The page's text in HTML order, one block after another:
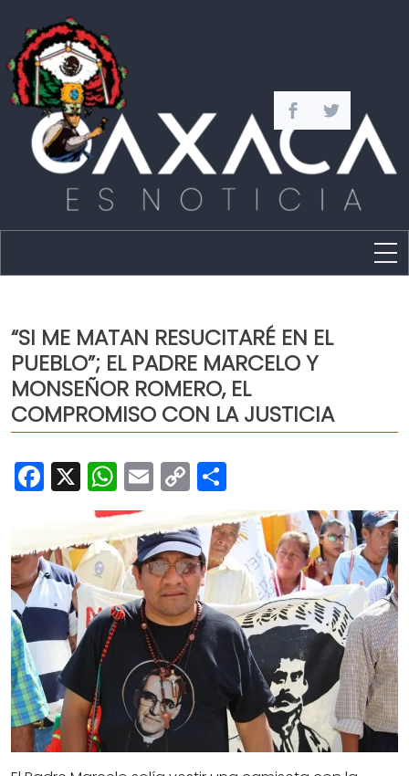
Capital
Policíaca
Cultura
Opinión
“SI ME MATAN RESUCITARÉ EN EL
PUEBLO”; EL PADRE MARCELO Y
MONSEÑOR ROMERO, EL
COMPROMISO CON LA JUSTICIA
Facebook
X WhatsApp
Email
Copy
Link